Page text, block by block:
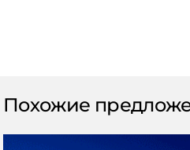
Похожие